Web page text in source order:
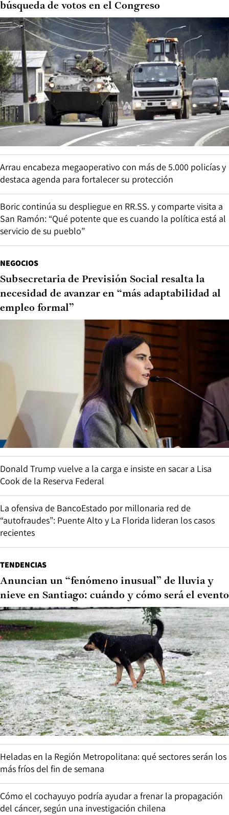
búsqueda de votos en el Congreso
Arrau encabeza megaoperativo con más de 5.000 policías y
destaca agenda para fortalecer su protección
Boric continúa su despliegue en RR.SS. y comparte visita a
San Ramón: “Qué potente que es cuando la política está al
servicio de su pueblo”
NEGOCIOS
Subsecretaria de Previsión Social resalta la
necesidad de avanzar en “más adaptabilidad al
empleo formal”
Donald Trump vuelve a la carga e insiste en sacar a Lisa
Cook de la Reserva Federal
La ofensiva de BancoEstado por millonaria red de
“autofraudes”: Puente Alto y La Florida lideran los casos
recientes
TENDENCIAS
Anuncian un “fenómeno inusual” de lluvia y
nieve en Santiago: cuándo y cómo será el evento
Heladas en la Región Metropolitana: qué sectores serán los
más fríos del fin de semana
Cómo el cochayuyo podría ayudar a frenar la propagación
del cáncer, según una investigación chilena